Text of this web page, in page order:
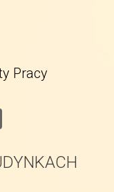
Pracy